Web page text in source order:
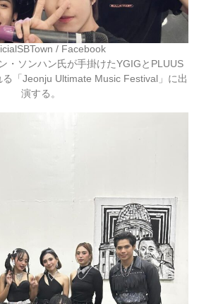
/ Facebook
・ソンハン氏が手掛けたYGIGとPLUUS
「Jeonju Ultimate Music Festival」に出
演する。